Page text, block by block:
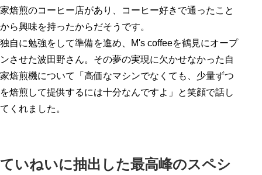
家焙煎のコーヒー店があり、コーヒー好きで通ったこと
から興味を持ったからだそうです。
独自に勉強をして準備を進め、M's coffeeを鶴見にオープ
ンさせた波田野さん。その夢の実現に欠かせなかった自
家焙煎機について「高価なマシンでなくても、少量ずつ
を焙煎して提供するには十分なんですよ」と笑顔で話し
てくれました。
ていねいに抽出した最高峰のスペシ